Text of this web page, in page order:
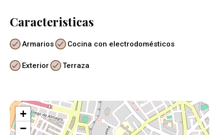
Caracteristicas
Armarios Cocina con electrodomésticos
Exterior Terraza
+
−